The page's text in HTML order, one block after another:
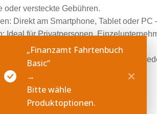
oder versteckte Gebühren.
Direkt am Smartphone, Tablet oder PC
Ideal für Privatpersonen,
erweiterbar:
Das günstigste Modell –
„Finanzamt Fahrtenbuch
Basic“
→
Bitte wähle
Produktoptionen.